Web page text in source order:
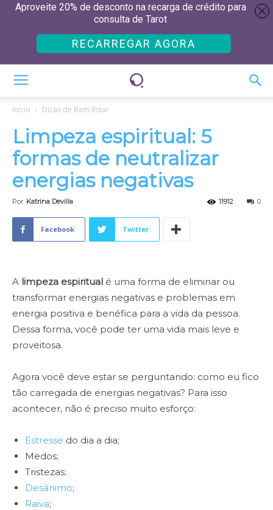
Início Dicas de Bem-Estar
Limpeza espiritual: 5
formas de neutralizar
energias negativas
Por Katrina Devilla 0
11912
Facebook Twitter
A limpeza espiritual é uma forma de eliminar ou
transformar energias negativas e problemas em
energia positiva e benéfica para a vida da pessoa.
Dessa forma, você pode ter uma vida mais leve e
proveitosa.
Agora você deve estar se perguntando: como eu fico
tão carregada de energias negativas? Para isso
acontecer, não é preciso muito esforço:
Estresse do dia a dia;
Medos;
Tristezas;
Desânimo;
Raiva;
Aproveite 20% de desconto na recarga de crédito para
consulta de Tarot
RECARREGAR AGORA